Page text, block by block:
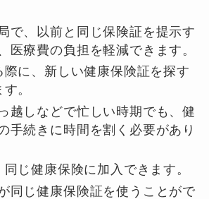
で、以前と同じ保険証を提示す
医療費の負担を軽減できます。
際に、新しい健康保険証を探す
。
越しなどで忙しい時期でも、健
手続きに時間を割く必要があり
じ健康保険に加入できます。
同じ健康保険証を使うことがで